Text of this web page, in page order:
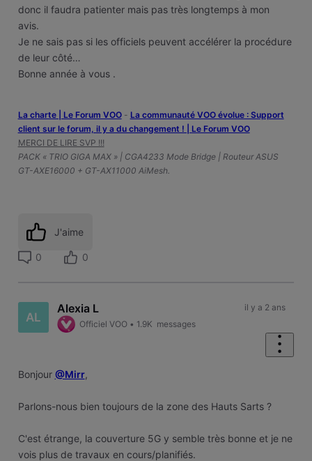
donc il faudra patienter mais pas très longtemps à mon
avis.
Je ne sais pas si les officiels peuvent accélérer la procédure
de leur côté…
Bonne année à vous .
La charte | Le Forum VOO- ‎La communauté VOO évolue : Support
client sur le forum, il y a du changement ! | Le Forum VOO
MERCI DE LIRE SVP !!!
PACK « TRIO GIGA MAX » | CGA4233 Mode Bridge | Routeur ASUS
GT-AXE16000 + GT-AX11000 AiMesh.
J'aime
0 0
AL
Alexia L
Officiel VOO • 1.9K messages
il y a 2 ans
Bonjour @Mirr,
Parlons-nous bien toujours de la zone des Hauts Sarts ?
C'est étrange, la couverture 5G y semble très bonne et je ne
vois plus de travaux en cours/planifiés.